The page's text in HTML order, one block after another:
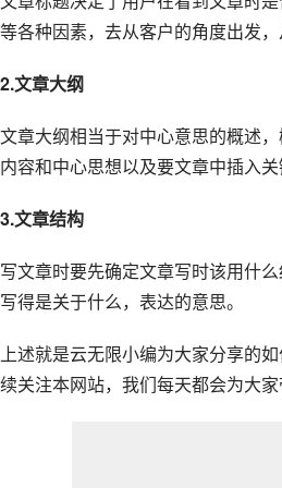
各种因素，去从客户的角度出发，
2.文章大纲
大纲相当于对中心意思的概述，
容和中心思想以及要文章中插入
3.文章结构
章时要先确定文章写时该用什么
得是关于什么，表达的意思。
就是云无限小编为大家分享的如
关注本网站，我们每天都会为大家